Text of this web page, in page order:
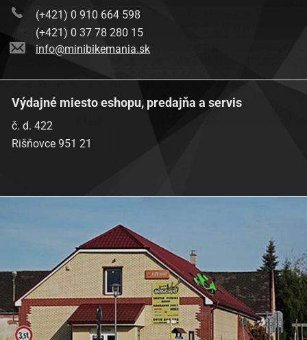
(+421) 0 910 664 598
(+421) 0 37 78 280 15
info@minibikemania.sk
Výdajné miesto eshopu, predajňa a servis
č. d. 422
Rišňovce 951 21